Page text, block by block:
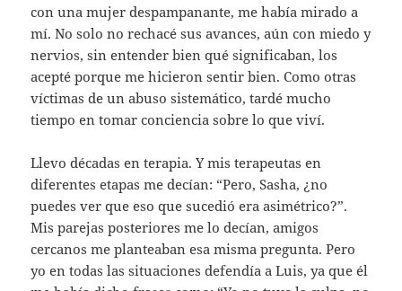
con una mujer despampanante, me había mirado a
mí. No solo no rechacé sus avances, aún con miedo y
nervios, sin entender bien qué significaban, los
acepté porque me hicieron sentir bien. Como otras
víctimas de un abuso sistemático, tardé mucho
tiempo en tomar conciencia sobre lo que viví.
Llevo décadas en terapia. Y mis terapeutas en
diferentes etapas me decían: “Pero, Sasha, ¿no
puedes ver que eso que sucedió era asimétrico?”.
Mis parejas posteriores me lo decían, amigos
cercanos me planteaban esa misma pregunta. Pero
yo en todas las situaciones defendía a Luis, ya que él